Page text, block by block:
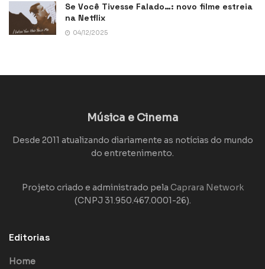
Se Você Tivesse Falado…: novo filme estreia
na Netflix
04/12/2025
Música e Cinema
Desde 2011 atualizando diariamente as notícias do mundo
do entretenimento.
Projeto criado e administrado pela Caprara Network
(CNPJ 31.950.467.0001-26).
Editorias
Home